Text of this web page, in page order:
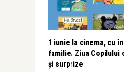
1 iunie la cinema, cu
familie. Ziua Copilului
și surprize